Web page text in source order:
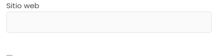
Sitio web